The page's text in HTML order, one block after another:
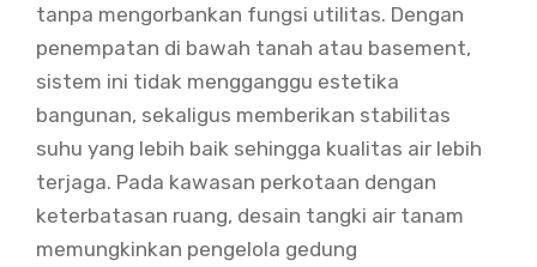
tanpa mengorbankan fungsi utilitas. Dengan
penempatan di bawah tanah atau basement,
sistem ini tidak mengganggu estetika
bangunan, sekaligus memberikan stabilitas
suhu yang lebih baik sehingga kualitas air lebih
terjaga. Pada kawasan perkotaan dengan
keterbatasan ruang, desain tangki air tanam
memungkinkan pengelola gedung